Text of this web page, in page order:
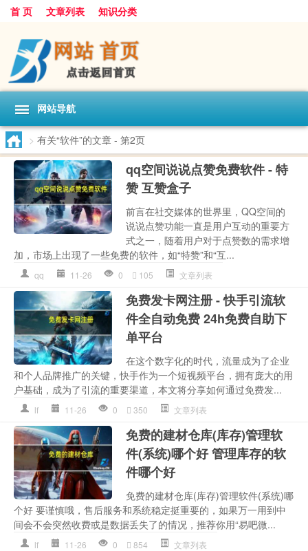
首 页 文章列表 知识分类
网站导航
> 有关“软件”的文章 - 第2页
qq空间说说点赞免费软件 - 特
赞 互赞盒子
前言在社交媒体的世界里，QQ空间的
说说点赞功能一直是用户互动的重要方
式之一，随着用户对于点赞数的需求增
加，市场上出现了一些免费的软件，如“特赞”和“互...
qq 11-26 0 105 文章列表
免费发卡网注册 - 快手引流软
件全自动免费 24h免费自助下
单平台
在这个数字化的时代，流量成为了企业
和个人品牌推广的关键，快手作为一个短视频平台，拥有庞大的用
户基础，成为了引流的重要渠道，本文将分享如何通过免费发...
lf 11-26 0 350 文章列表
免费的建材仓库(库存)管理软
件(系统)哪个好 管理库存的软
件哪个好
免费的建材仓库(库存)管理软件(系统)哪
个好 要谨慎哦，售后服务和系统稳定挺重要的，如果万一用到中
间会不会突然收费或是数据丢失了的情况，推荐你用“易吧微...
lf 11-26 0 854 文章列表